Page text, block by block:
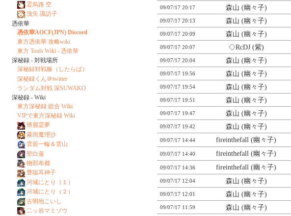
09/07/17 20:17 森山 (幽々子)
09/07/17 20:13 森山 (幽々子)
09/07/17 20:09 森山 (幽々子)
09/07/17 20:07 ◇RcDJ(紫)
09/07/17 20:04 森山 (幽々子)
09/07/17 19:56 森山 (幽々子)
09/07/17 19:54 森山 (幽々子)
09/07/17 19:51 森山 (幽々子)
09/07/17 19:47 森山 (幽々子)
09/07/17 19:42 森山 (幽々子)
09/07/17 14:44 fireinthefall (幽々子)
09/07/17 14:40 fireinthefall (幽々子)
09/07/17 14:36 fireinthefall (幽々子)
09/07/17 12:04 森山 (幽々子)
09/07/17 12:01 森山 (幽々子)
09/07/17 11:59 森山 (幽々子)
霊烏路 空
洩矢 諏訪子
憑依華
憑依華AOCF(JPN) Discord
東方憑依華 攻略wiki
東方 Tools Wiki - 憑依華
深秘録 - 対戦場所
深秘録対戦板（したらば）
深秘録くん＠twitter
ランダム対戦 深SUWAKO
深秘録 - Wiki
東方深秘録 総合 Wiki
VIPで東方深秘録 Wiki
博麗霊夢
霧雨魔理沙
雲居一輪＆雲山
聖白蓮
物部布都
豊聡耳神子
河城にとり（１）
河城にとり（２）
古明地こいし
二ッ岩マミゾウ